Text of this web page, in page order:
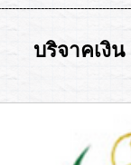
บริจาคเงิ